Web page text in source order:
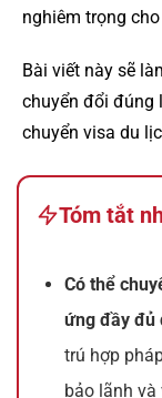
nghiêm trọng
Bài viết này sẽ
chuyển đổi đúng
chuyển visa du
Tóm tắt
Có thể
ứng đầy đủ
trú hợp
bảo lãnh và